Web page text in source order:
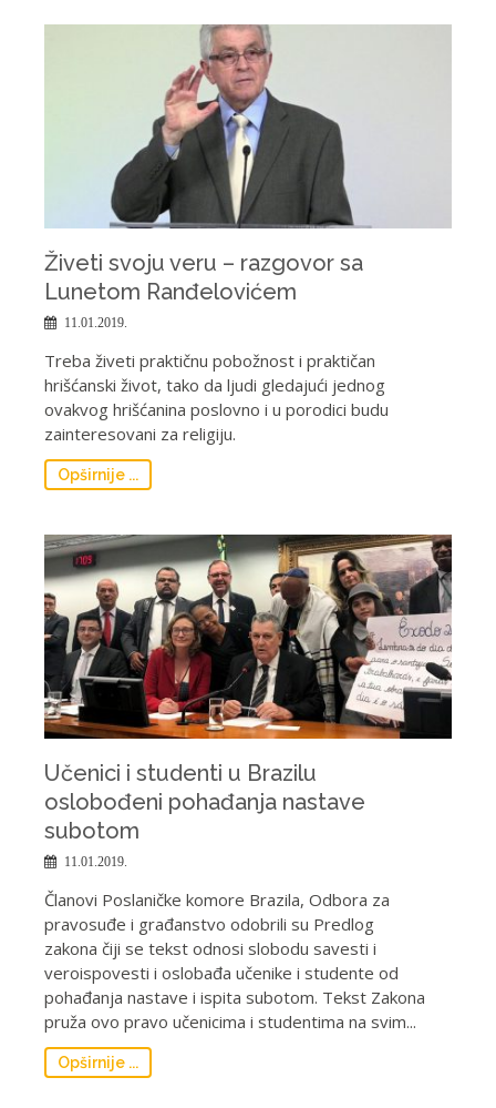
Živeti svoju veru – razgovor sa
Lunetom Ranđelovićem
11.01.2019.
Treba živeti praktičnu pobožnost i praktičan
hrišćanski život, tako da ljudi gledajući jednog
ovakvog hrišćanina poslovno i u porodici budu
zainteresovani za religiju.
Opširnije ...
Učenici i studenti u Brazilu
oslobođeni pohađanja nastave
subotom
11.01.2019.
Članovi Poslaničke komore Brazila, Odbora za
pravosuđe i građanstvo odobrili su Predlog
zakona čiji se tekst odnosi slobodu savesti i
veroispovesti i oslobađa učenike i studente od
pohađanja nastave i ispita subotom. Tekst Zakona
pruža ovo pravo učenicima i studentima na svim...
Opširnije ...